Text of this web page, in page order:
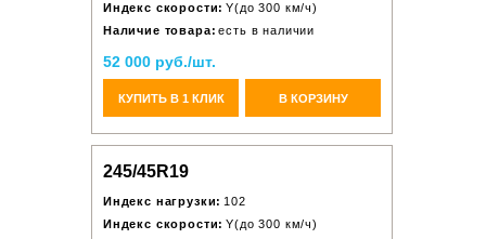
Индекс скорости: Y(до 300 км/ч)
Наличие товара: есть в наличии
52 000 руб./шт.
КУПИТЬ В 1 КЛИК В КОРЗИНУ
245/45R19
Индекс нагрузки: 102
Индекс скорости: Y(до 300 км/ч)